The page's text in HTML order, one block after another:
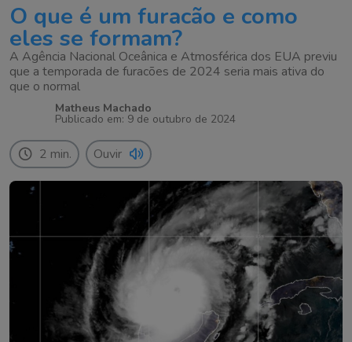
O que é um furacão e como
eles se formam?
A Agência Nacional Oceânica e Atmosférica dos EUA previu
que a temporada de furacões de 2024 seria mais ativa do
que o normal
Matheus Machado
Publicado em: 9 de outubro de 2024
2 min. Ouvir